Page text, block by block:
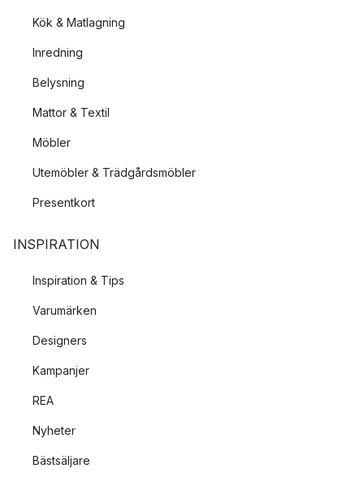
Kök & Matlagning
Inredning
Belysning
Mattor & Textil
Möbler
Utemöbler & Trädgårdsmöbler
Presentkort
INSPIRATION
Inspiration & Tips
Varumärken
Designers
Kampanjer
REA
Nyheter
Bästsäljare